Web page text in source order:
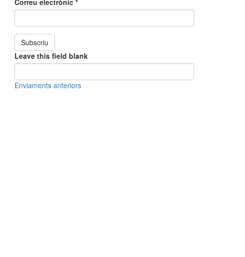
Correu electrònic *
Subscriu
Leave this field blank
Enviaments anteriors